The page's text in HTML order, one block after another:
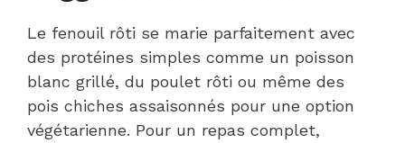
Le fenouil rôti se marie parfaitement avec
des protéines simples comme un poisson
blanc grillé, du poulet rôti ou même des
pois chiches assaisonnés pour une option
végétarienne. Pour un repas complet,